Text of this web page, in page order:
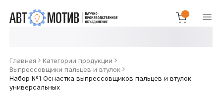
Главная
Категории продукции
Выпрессовщики пальцев и втулок
Набор №1 Оснастка выпрессовщиков пальцев и втулок
универсальных